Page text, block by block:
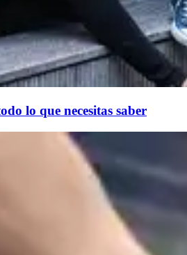
lo que necesitas saber